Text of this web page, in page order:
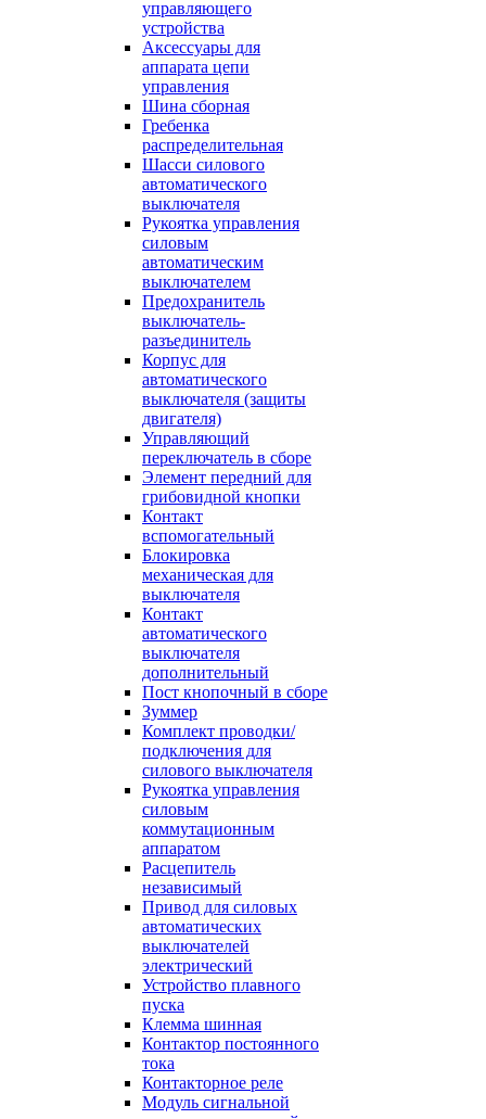
управляющего
устройства
Аксессуары для
аппарата цепи
управления
Шина сборная
Гребенка
распределительная
Шасси силового
автоматического
выключателя
Рукоятка управления
силовым
автоматическим
выключателем
Предохранитель
выключатель-
разъединитель
Корпус для
автоматического
выключателя (защиты
двигателя)
Управляющий
переключатель в сборе
Элемент передний для
грибовидной кнопки
Контакт
вспомогательный
Блокировка
механическая для
выключателя
Контакт
автоматического
выключателя
дополнительный
Пост кнопочный в сборе
Зуммер
Комплект проводки/
подключения для
силового выключателя
Рукоятка управления
силовым
коммутационным
аппаратом
Расцепитель
независимый
Привод для силовых
автоматических
выключателей
электрический
Устройство плавного
пуска
Клемма шинная
Контактор постоянного
тока
Контакторное реле
Модуль сигнальной